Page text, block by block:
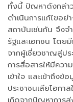
ทั้งนี้ ปัญหาดังกล่า
ดำเนินการแก้ไขอ
สถาบันเช่นกัน จึง
รัฐและเอกชน โดย
จากผู้เชี่ยวชาญสู่ป
การสื่อสารให้มีควา
เข้าใจ และเข้าถึง
ประชาชนเสียโอก